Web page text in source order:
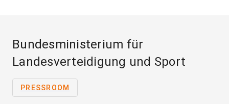
Bundesministerium für
Landesverteidigung und Sport
PRESSROOM